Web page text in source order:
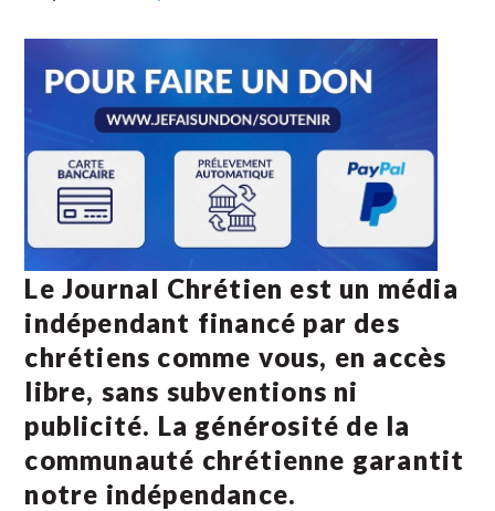
Le Journal Chrétien est un média
indépendant financé par des
chrétiens comme vous, en accès
libre, sans subventions ni
publicité. La générosité de la
communauté chrétienne garantit
notre indépendance.